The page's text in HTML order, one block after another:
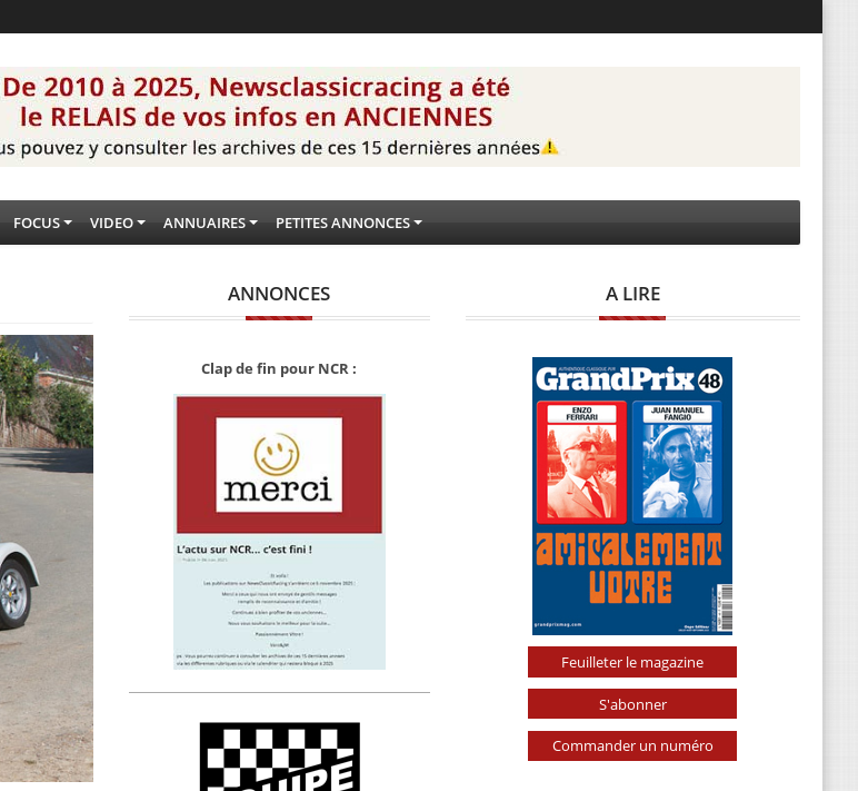
FOCUS VIDEO ANNUAIRES PETITES ANNONCES
ANNONCES
Clap de fin pour NCR :
A LIRE
Feuilleter le magazine
S'abonner
Commander un numéro